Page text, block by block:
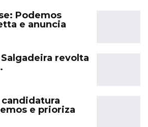
Podemos
e anuncia
revolta
e prioriza